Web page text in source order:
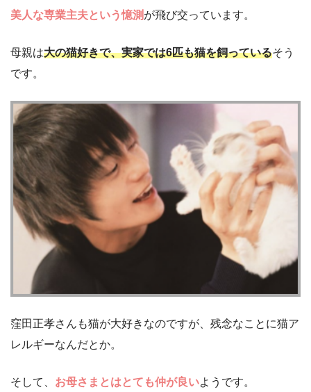
美人な専業主夫という憶測 が飛び交っています。
母親は大の猫好きで、実家では6匹も猫を飼っているそう
です。
窪田正孝さんも猫が大好きなのですが、残念なことに猫ア
レルギーなんだとか。
そして、 お母さまとはとても仲が良いようです。